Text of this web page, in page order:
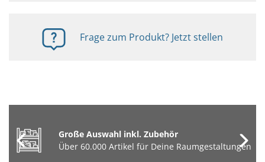
Frage zum Produkt? Jetzt stellen
Große Auswahl inkl. Zubehör
Über 60.000 Artikel für Deine Raumgestaltungen